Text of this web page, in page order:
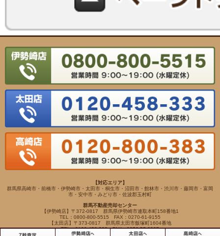
【対応エリア】
群馬県高崎市・前橋市・伊勢崎市・太田市・桐生市・沼田市・館林市・渋川市・藤岡市・富岡
市・安中市・みどり市・佐波郡玉村町
群馬不動産売却センター
【伊勢崎店】〒372-0817 群馬県伊勢崎市連取本町158番地1
TEL：0800-800-5515 FAX：0270-61-9155
【太田店】〒373-0817 群馬県太田市飯塚町1604番地
TEL：0120-458-333 FAX：0276-57-6337